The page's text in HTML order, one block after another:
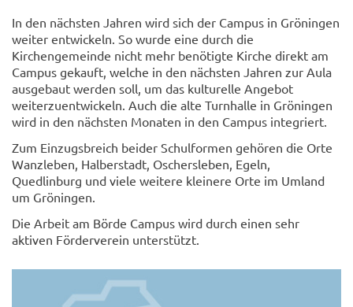
In den nächsten Jahren wird sich der Campus in Gröningen
weiter entwickeln. So wurde eine durch die
Kirchengemeinde nicht mehr benötigte Kirche direkt am
Campus gekauft, welche in den nächsten Jahren zur Aula
ausgebaut werden soll, um das kulturelle Angebot
weiterzuentwickeln. Auch die alte Turnhalle in Gröningen
wird in den nächsten Monaten in den Campus integriert.
Zum Einzugsbreich beider Schulformen gehören die Orte
Wanzleben, Halberstadt, Oschersleben, Egeln,
Quedlinburg und viele weitere kleinere Orte im Umland
um Gröningen.
Die Arbeit am Börde Campus wird durch einen sehr
aktiven Förderverein unterstützt.